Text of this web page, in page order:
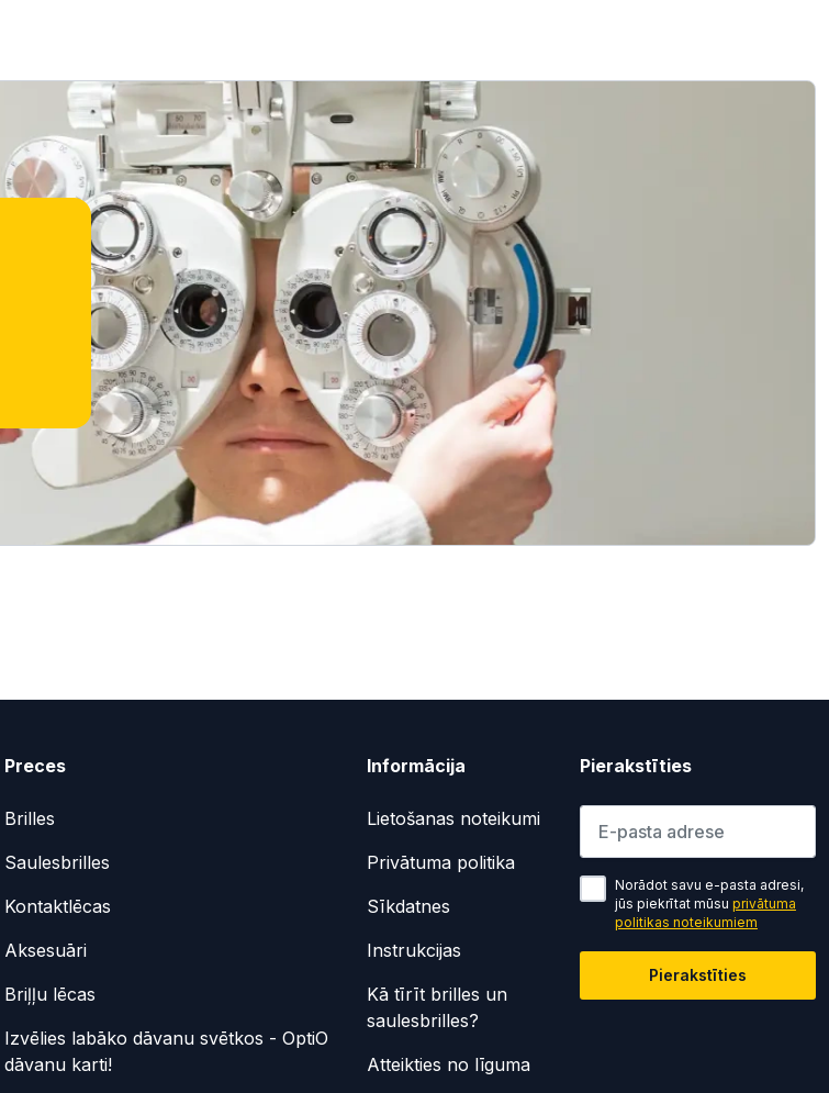
Preces
Brilles
Saulesbrilles
Kontaktlēcas
Aksesuāri
Briļļu lēcas
Izvēlies labāko dāvanu svētkos - OptiO
dāvanu karti!
Informācija
Lietošanas noteikumi
Privātuma politika
Sīkdatnes
Instrukcijas
Kā tīrīt brilles un
saulesbrilles?
Atteikties no līguma
Pierakstīties
Lūdzu ievadiet e-pasta adresi
Norādot savu e-pasta adresi,
jūs piekrītat mūsu privātuma
politikas noteikumiem
Pierakstīties